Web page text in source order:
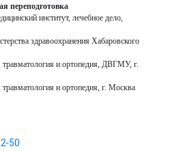
переподготовка
институт, лечебное дело,
здравоохранения Хабаровского
и ортопедия, ДВГМУ, г.
и ортопедия, г. Москва
50